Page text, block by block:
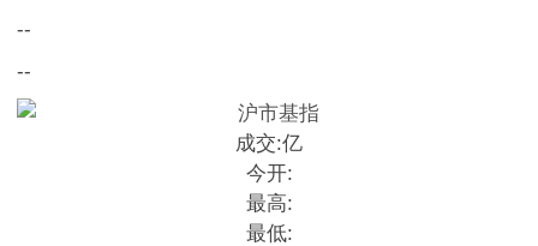
--
--
成交:亿
今开:
最高:
最低: